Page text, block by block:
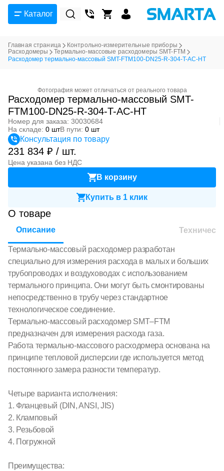
Каталог
Главная страница
Контрольно-измерительные приборы
Расходомеры
Термально-массовые расходомеры SMT-FTM
Расходомер термально-массовый SMT-FTM100-DN25-R-304-T-AC-HT
Фотография может отличаться от реального товара
Расходомер термально-массовый SMT-
FTM100-DN25-R-304-T-AC-HT
Номер для заказа: 30030684
На складе: 0 штВ пути: 0 шт
Консультация по товару
231 834 ₽ / шт.
Цена указана без НДС
В корзину
Купить в 1 клик
О товаре
Описание
Термально-массовый расходомер разработан
специально для измерения расхода в малых и больших
трубопроводах и воздуховодах с использованием
термального принципа. Они могут быть смонтированы
непосредственно в трубу через стандартное
технологическое соединение.
Термально-массовый расходомер SMT–FTM
предназначен для измерения расхода газа.
Работа термально-массового расходомера основана на
принципе тепловой дисперсии где используется метод
постоянного замера разности температур.
Четыре варианта исполнения:
1. Фланцевый (DIN, ANSI, JIS)
2. Кламповый
3. Резьбовой
4. Погружной
Преимущества: